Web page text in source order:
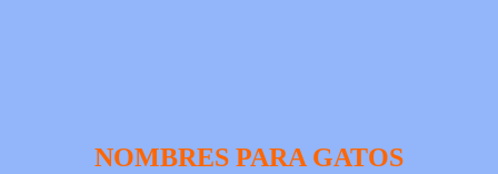
NOMBRES PARA GATOS